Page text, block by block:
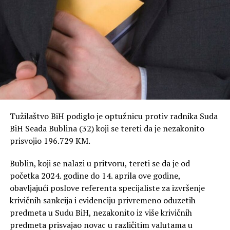
Tužilaštvo smatra da je osumnjičeni takvim ponašanjem
drskim i bezobzirnim postupanjem ugrozio spokojstvo
člana svoje porodice, zbog čega je protiv njega
podignuta optužnica.
Tužilaštvo BiH podiglo je optužnicu protiv radnika Suda
BiH Seada Bublina (32) koji se tereti da je nezakonito
prisvojio 196.729 KM.
Bublin, koji se nalazi u pritvoru, tereti se da je od
početka 2024. godine do 14. aprila ove godine,
obavljajući poslove referenta specijaliste za izvršenje
krivičnih sankcija i evidenciju privremeno oduzetih
predmeta u Sudu BiH, nezakonito iz više krivičnih
predmeta prisvajao novac u različitim valutama u